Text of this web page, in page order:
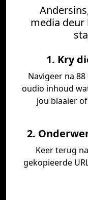
media deur
1. Kry
Navigeer na
oudio inhoud
jou blaaier
2.
Keer terug
gekopieerde